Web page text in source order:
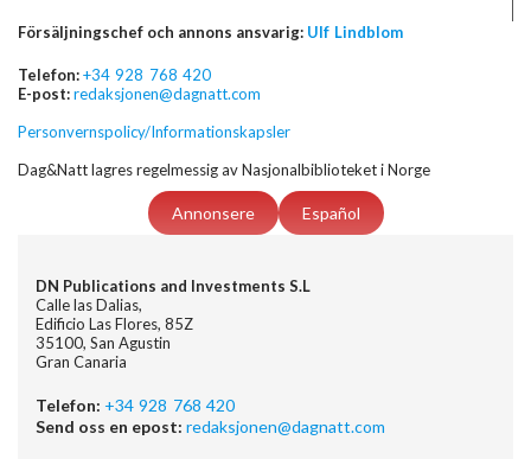
Försäljningschef och annons ansvarig: Ulf Lindblom
Telefon:+34 928 768 420
E-post:redaksjonen@dagnatt.com
Personvernspolicy/Informationskapsler
Dag&Natt lagres regelmessig av Nasjonalbiblioteket i Norge
Annonsere Español
DN Publications and Investments S.L
Calle las Dalias,
Edificio Las Flores, 85Z
35100, San Agustin
Gran Canaria
Telefon: +34 928 768 420
Send oss en epost: redaksjonen@dagnatt.com